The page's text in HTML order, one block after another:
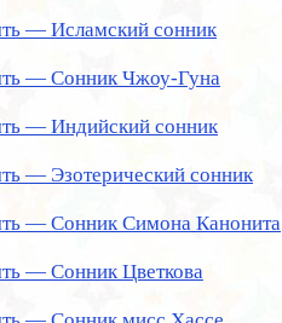
— Исламский сонник
— Сонник Чжоу-Гуна
— Индийский сонник
— Эзотерический сонник
— Сонник Симона Канонита
— Сонник Цветкова